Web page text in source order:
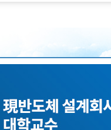
마이노트
강의 Q&A